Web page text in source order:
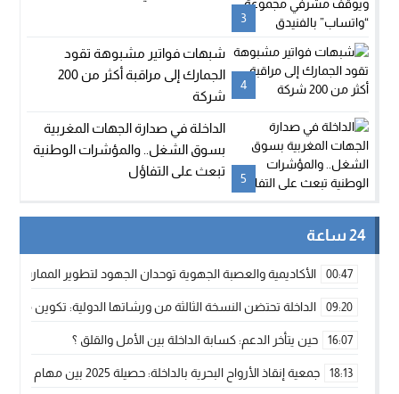
3
4
شبهات فواتير مشبوهة تقود
الجمارك إلى مراقبة أكثر من 200
شركة
5
الداخلة في صدارة الجهات المغربية
بسوق الشغل.. والمؤشرات الوطنية
تبعث على التفاؤل
24 ساعة
00:47 الأكاديمية والعصبة الجهوية توحدان الجهود لتطوير الممارسة
09:20 الداخلة تحتضن النسخة الثالثة من ورشاتها الدولية: تكوين
16:07 حين يتأخر الدعم: كسابة الداخلة بين الأمل والقلق ؟
18:13 جمعية إنقاذ الأرواح البحرية بالداخلة: حصيلة 2025 بين مهام الإنقاذ ومشروع “دار البحار”